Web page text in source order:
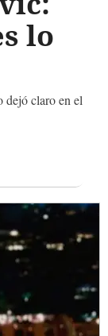
lo
dejó claro en el